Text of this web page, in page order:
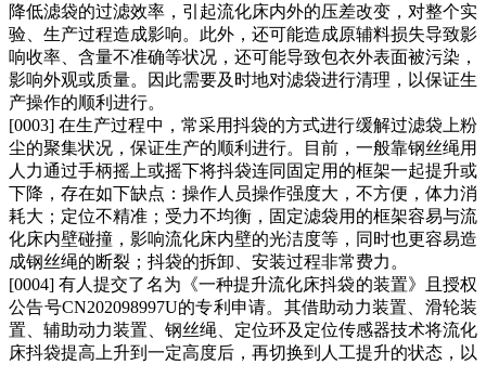
降低滤袋的过滤效率，引起流化床内外的压差改变，对整个实
验、生产过程造成影响。此外，还可能造成原辅料损失导致影
响收率、含量不准确等状况，还可能导致包衣外表面被污染，
影响外观或质量。因此需要及时地对滤袋进行清理，以保证生
产操作的顺利进行。
[0003] 在生产过程中，常采用抖袋的方式进行缓解过滤袋上粉
尘的聚集状况，保证生产的顺利进行。目前，一般靠钢丝绳用
人力通过手柄摇上或摇下将抖袋连同固定用的框架一起提升或
下降，存在如下缺点：操作人员操作强度大，不方便，体力消
耗大；定位不精准；受力不均衡，固定滤袋用的框架容易与流
化床内壁碰撞，影响流化床内壁的光洁度等，同时也更容易造
成钢丝绳的断裂；抖袋的拆卸、安装过程非常费力。
[0004] 有人提交了名为《一种提升流化床抖袋的装置》且授权
公告号CN202098997U的专利申请。其借助动力装置、滑轮装
置、辅助动力装置、钢丝绳、定位环及定位传感器技术将流化
床抖袋提高上升到一定高度后，再切换到人工提升的状态，以